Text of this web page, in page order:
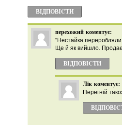
ВІДПОВІCТИ
перехожий коментує:
“Нестайка
Ще й як вийшло.
ВІДПОВІCТИ
Лік коментує:
Перегній